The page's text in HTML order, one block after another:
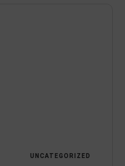
UNCATEGORIZED